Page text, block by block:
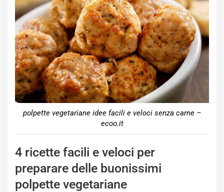
polpette vegetariane idee facili e veloci senza carne –
ecoo.it
4 ricette facili e veloci per
preparare delle buonissimi
polpette vegetariane